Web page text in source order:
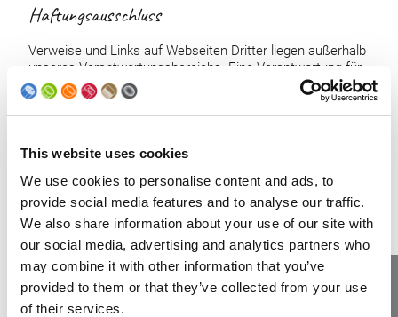
This website uses cookies
We use cookies to personalise content and ads, to
provide social media features and to analyse our traffic.
We also share information about your use of our site with
our social media, advertising and analytics partners who
may combine it with other information that you’ve
provided to them or that they’ve collected from your use
of their services.
Haftungsausschluss
Verweise und Links auf Webseiten Dritter liegen außerhalb
unseres Verantwortungsbereichs. Eine Verantwortung für
solche Webseiten wird abgelehnt. Der Zugriff und die
Nutzung erfolgen auf eigene Gefahr der Nutzerinnen und
Nutzer.
Urheberrechte
Die Urheberrechte und alle anderen Rechte an Inhalten,
Bildern, Fotos oder anderen Dateien auf dieser Website
gehören ausschliesslich der Soudronic Group.
Handelsregistereintrag